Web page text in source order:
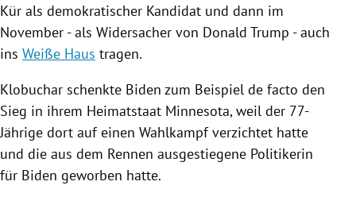
Kür als demokratischer Kandidat und dann im
November - als Widersacher von Donald Trump - auch
ins Weiße Haus tragen.
Klobuchar schenkte Biden zum Beispiel de facto den
Sieg in ihrem Heimatstaat Minnesota, weil der 77-
Jährige dort auf einen Wahlkampfverzichtet hatte
und die aus dem Rennen ausgestiegene Politikerin
für Biden geworben hatte.